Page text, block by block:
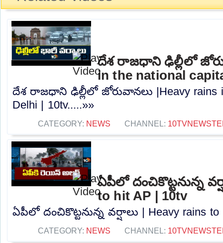
దేశ రాజధాని ఢిల్లీలో
in the national
దేశ రాజధాని ఢిల్లీలో జోరువానలు |Heavy rains
Delhi | 10tv.....»»
CATEGORY: NEWS CHANNEL:
ఏపీలో దంచికొట్టనున్న
to hit AP | 10tv
ఏపీలో దంచికొట్టనున్న వర్షాలు | Heavy rains to
CATEGORY: NEWS CHANNEL: